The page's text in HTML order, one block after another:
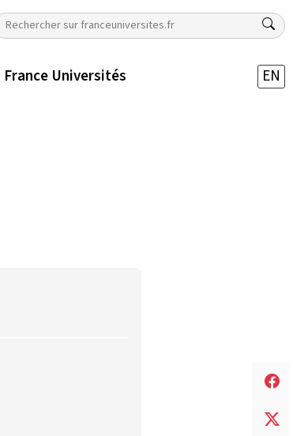
France Universités EN